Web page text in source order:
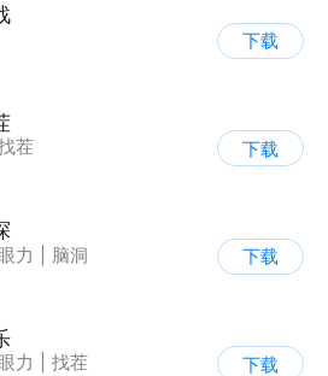
下载
茬
下载
眼力
脑洞
下载
眼力
找茬
下载